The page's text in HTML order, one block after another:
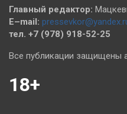
Главный редактор:
E–mail:
тел. +7 (978) 918-52-25
Все публикации защищены
18+